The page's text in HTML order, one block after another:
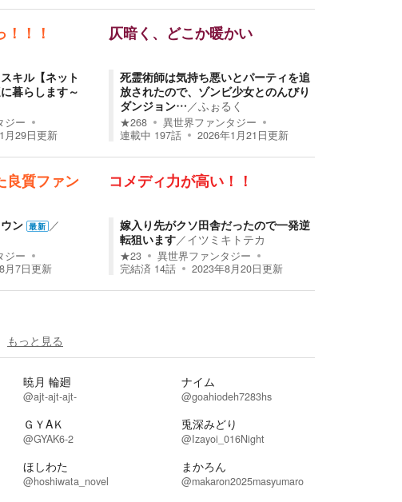
！！
キル【ネット
暮らします～
ジー
月29日更新
仄暗く、どこか暖かい
死霊術師は気持ち悪いとパーティを追
放されたので、ゾンビ少女とのんびり
ダンジョン…／ふぉるく
★268
異世界ファンタジー
連載中 197話 2026年1月21日更新
良質ファン
ン 最新 ／
ジー
月7日更新
コメディ力が高い！！
嫁入り先がクソ田舎だったので一発逆
転狙います／イツミキトテカ
★23
異世界ファンタジー
完結済 14話 2023年8月20日更新
もっと見る
暁月 輪廻
@ajt-ajt-ajt-
ナイム
@goahiodeh7283hs
ＧＹAＫ
@GYAK6-2
兎深みどり
@Izayoi_016Night
ほしわた
@hoshiwata_novel
まかろん
@makaron2025masyumaro